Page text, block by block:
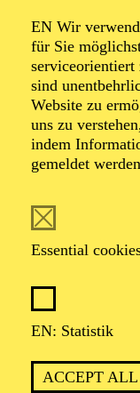
EN Wir
für Sie
serviceorientiert
sind
Website zu
uns zu
indem
gemeldet
Essential
EN: Statistik
ACCEPT ALL
NOW!
Für Kinder von 8
PHILHARMONIE
Sunday
11:00 - 11:45
ANFASSEN
Für Kinder von 4 bis